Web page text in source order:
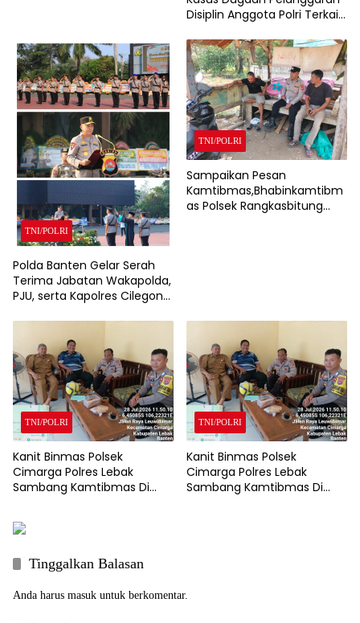
Disiplin Anggota Polri Terkait
Propam Polda Banten
TNI/POLRI
Polda Banten Gelar Serah
Terima Jabatan Wakapolda,
PJU, serta Kapolres Cilegon
TNI/POLRI
Sampaikan Pesan
Kamtibmas,Bhabinkamtibm
as Polsek Rangkasbitung
TNI/POLRI
Kanit Binmas Polsek
Cimarga Polres Lebak
Sambang Kamtibmas Di
TNI/POLRI
Kanit Binmas Polsek
Cimarga Polres Lebak
Sambang Kamtibmas Di
Tinggalkan Balasan
Anda harus masuk untuk berkomentar.